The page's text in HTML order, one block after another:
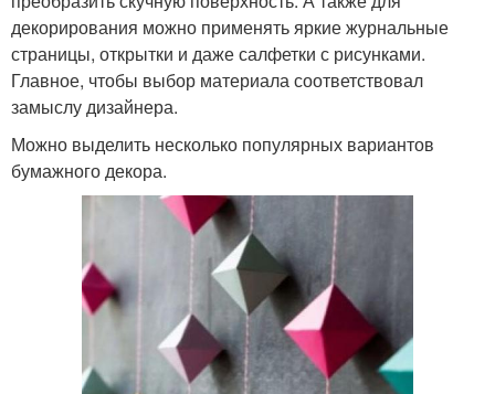
декорирования можно применять яркие журнальные
страницы, открытки и даже салфетки с рисунками.
Главное, чтобы выбор материала соответствовал
замыслу дизайнера.
Можно выделить несколько популярных вариантов
бумажного декора.